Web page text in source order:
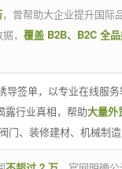
，曾帮助大企业提升国际
， 覆盖 B2B、B2C 全品
导签单，以专业在线服
露行业真相，帮助大量外
、装修建材、机械制